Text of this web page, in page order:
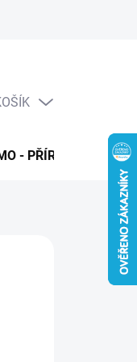
- PŘÍRODNÍ OLEJE